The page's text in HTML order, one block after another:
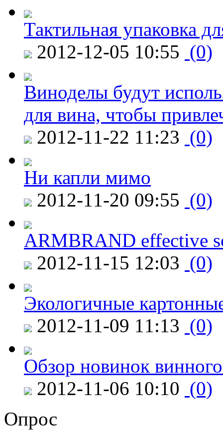
Тактильная упаковка
2012-12-05 10:55 (0)
Виноделы будут
для вина, чтобы
2012-11-22 11:23 (0)
Ни капли мимо
2012-11-20 09:55 (0)
ARMBRAND effective
2012-11-15 12:03 (0)
Экологичные
2012-11-09 11:13 (0)
Обзор новинок
2012-11-06 10:10 (0)
Опрос